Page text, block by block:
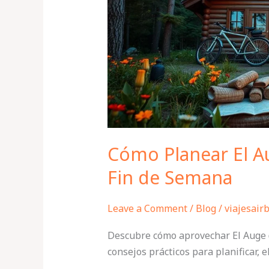
Cómo Planear El
Fin de Semana
Leave a Comment/ Blog/
Descubre cómo aprovechar El
consejos prácticos para planificar,
Escapadas
de
Fin
de
Semana